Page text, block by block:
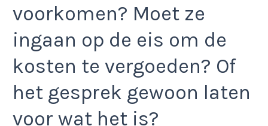
voorkomen? Moet ze
ingaan op de eis om de
kosten te vergoeden? Of
het gesprek gewoon laten
voor wat het is?